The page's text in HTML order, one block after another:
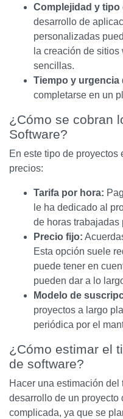
Complejidad y tipo
desarrollo de
personalizadas
la creación de
sencillas.
Tiempo y urgencia
completarse en un
¿Cómo se cobran
Software?
En este tipo de proyectos
precios:
Tarifa por hora:
le ha dedicado al
de horas trabajadas
Precio fijo:
Esta opción suele
puede tener en
pueden dar a lo
Modelo de
proyectos a largo
periódica por el
¿Cómo estimar el
de software?
Hacer una estimación del
desarrollo de un proyecto
complicada, ya que se